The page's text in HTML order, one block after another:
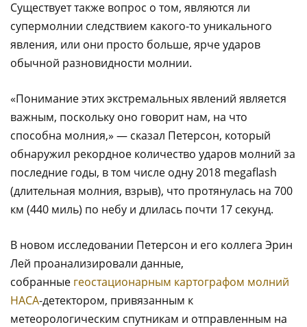
Существует также вопрос о том, являются ли
супермолнии следствием какого-то уникального
явления, или они просто больше, ярче ударов
обычной разновидности молнии.
«Понимание этих экстремальных явлений является
важным, поскольку оно говорит нам, на что
способна молния,» — сказал Петерсон, который
обнаружил рекордное количество ударов молний за
последние годы, в том числе одну 2018 megaflash
(длительная молния, взрыв), что протянулась на 700
км (440 миль) по небу и длилась почти 17 секунд.
В новом исследовании Петерсон и его коллега Эрин
Лей проанализировали данные,
собранные геостационарным картографом молний
НАСА-детектором, привязанным к
метеорологическим спутникам и отправленным на